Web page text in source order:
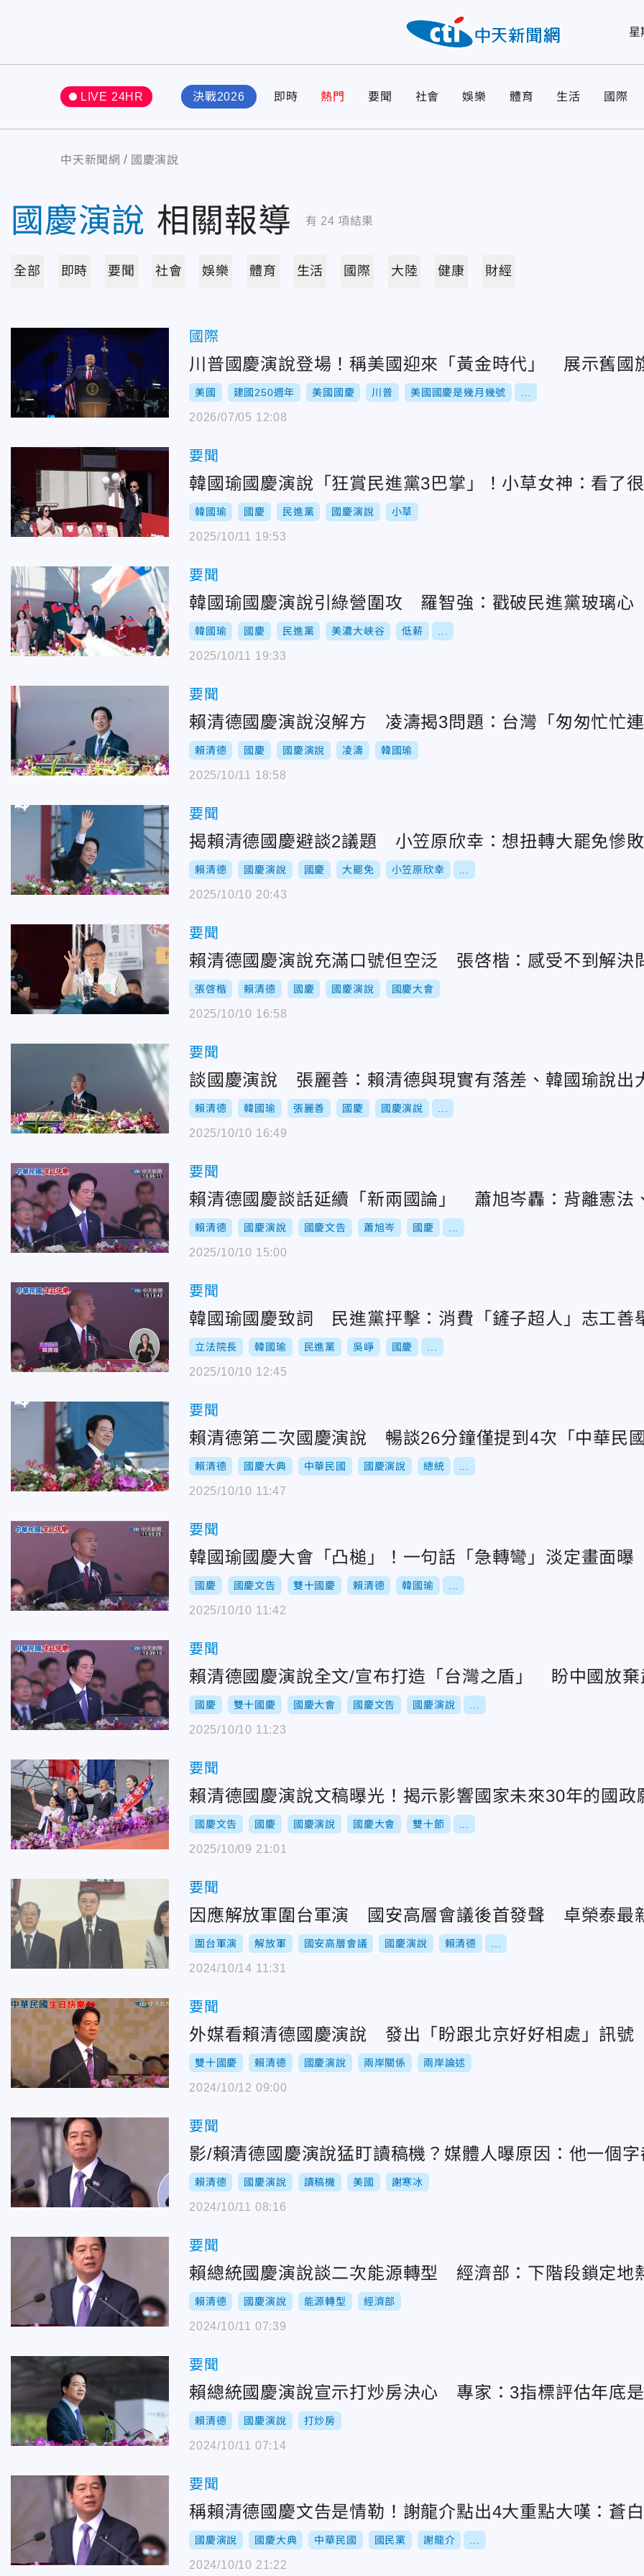
星
LIVE 24HR 決戰2026 即時 熱門 要聞 社會 娛樂 體育 生活 國際
中天新聞網 國慶演說
國慶演說 相關報導 有 24 項結果
全部 即時 要聞 社會 娛樂 體育 生活 國際 大陸 健康 財經
國際
川普國慶演說登場！稱美國迎來「黃金時代」 展示舊國
美國 建國250週年 美國國慶 川普 美國國慶是幾月幾號
2026/07/05 12:08
要聞
韓國瑜國慶演說「狂賞民進黨3巴掌」！小草女神：看了
韓國瑜 國慶 民進黨 國慶演說 小草
2025/10/11 19:53
要聞
韓國瑜國慶演說引綠營圍攻 羅智強：戳破民進黨玻璃心
韓國瑜 國慶 民進黨 美濃大峽谷 低薪
2025/10/11 19:33
要聞
賴清德國慶演說沒解方 凌濤揭3問題：台灣「匆匆忙忙
賴清德 國慶 國慶演說 凌濤 韓國瑜
2025/10/11 18:58
要聞
揭賴清德國慶避談2議題 小笠原欣幸：想扭轉大罷免慘
賴清德 國慶演說 國慶 大罷免 小笠原欣幸
2025/10/10 20:43
要聞
賴清德國慶演說充滿口號但空泛 張啓楷：感受不到解決
張啓楷 賴清德 國慶 國慶演說 國慶大會
2025/10/10 16:58
要聞
談國慶演說 張麗善：賴清德與現實有落差、韓國瑜說出
賴清德 韓國瑜 張麗善 國慶 國慶演說
2025/10/10 16:49
要聞
賴清德國慶談話延續「新兩國論」 蕭旭岑轟：背離憲法
賴清德 國慶演說 國慶文告 蕭旭岑 國慶
2025/10/10 15:00
要聞
韓國瑜國慶致詞 民進黨抨擊：消費「鏟子超人」志工善
立法院長 韓國瑜 民進黨 吳崢 國慶
2025/10/10 12:45
要聞
賴清德第二次國慶演說 暢談26分鐘僅提到4次「中華民
賴清德 國慶大典 中華民國 國慶演說 總統
2025/10/10 11:47
要聞
韓國瑜國慶大會「凸槌」！一句話「急轉彎」淡定畫面曝
國慶 國慶文告 雙十國慶 賴清德 韓國瑜
2025/10/10 11:42
要聞
賴清德國慶演說全文/宣布打造「台灣之盾」 盼中國放
國慶 雙十國慶 國慶大會 國慶文告 國慶演說
2025/10/10 11:23
要聞
賴清德國慶演說文稿曝光！揭示影響國家未來30年的國政
國慶文告 國慶 國慶演說 國慶大會 雙十節
2025/10/09 21:01
要聞
因應解放軍圍台軍演 國安高層會議後首發聲 卓榮泰最
圍台軍演 解放軍 國安高層會議 國慶演說 賴清德
2024/10/14 11:31
要聞
外媒看賴清德國慶演說 發出「盼跟北京好好相處」訊號
雙十國慶 賴清德 國慶演說 兩岸關係 兩岸論述
2024/10/12 09:00
要聞
影/賴清德國慶演說猛盯讀稿機？媒體人曝原因：他一個
賴清德 國慶演說 讀稿機 美國 謝寒冰
2024/10/11 08:16
要聞
賴總統國慶演說談二次能源轉型 經濟部：下階段鎖定地
賴清德 國慶演說 能源轉型 經濟部
2024/10/11 07:39
要聞
賴總統國慶演說宣示打炒房決心 專家：3指標評估年底
賴清德 國慶演說 打炒房
2024/10/11 07:14
要聞
稱賴清德國慶文告是情勒！謝龍介點出4大重點大嘆：蒼
國慶演說 國慶大典 中華民國 國民黨 謝龍介
2024/10/10 21:22